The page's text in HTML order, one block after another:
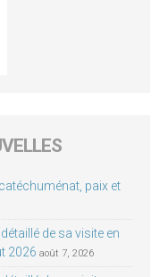
paix et
de sa visite en
2026 août 7, 2026